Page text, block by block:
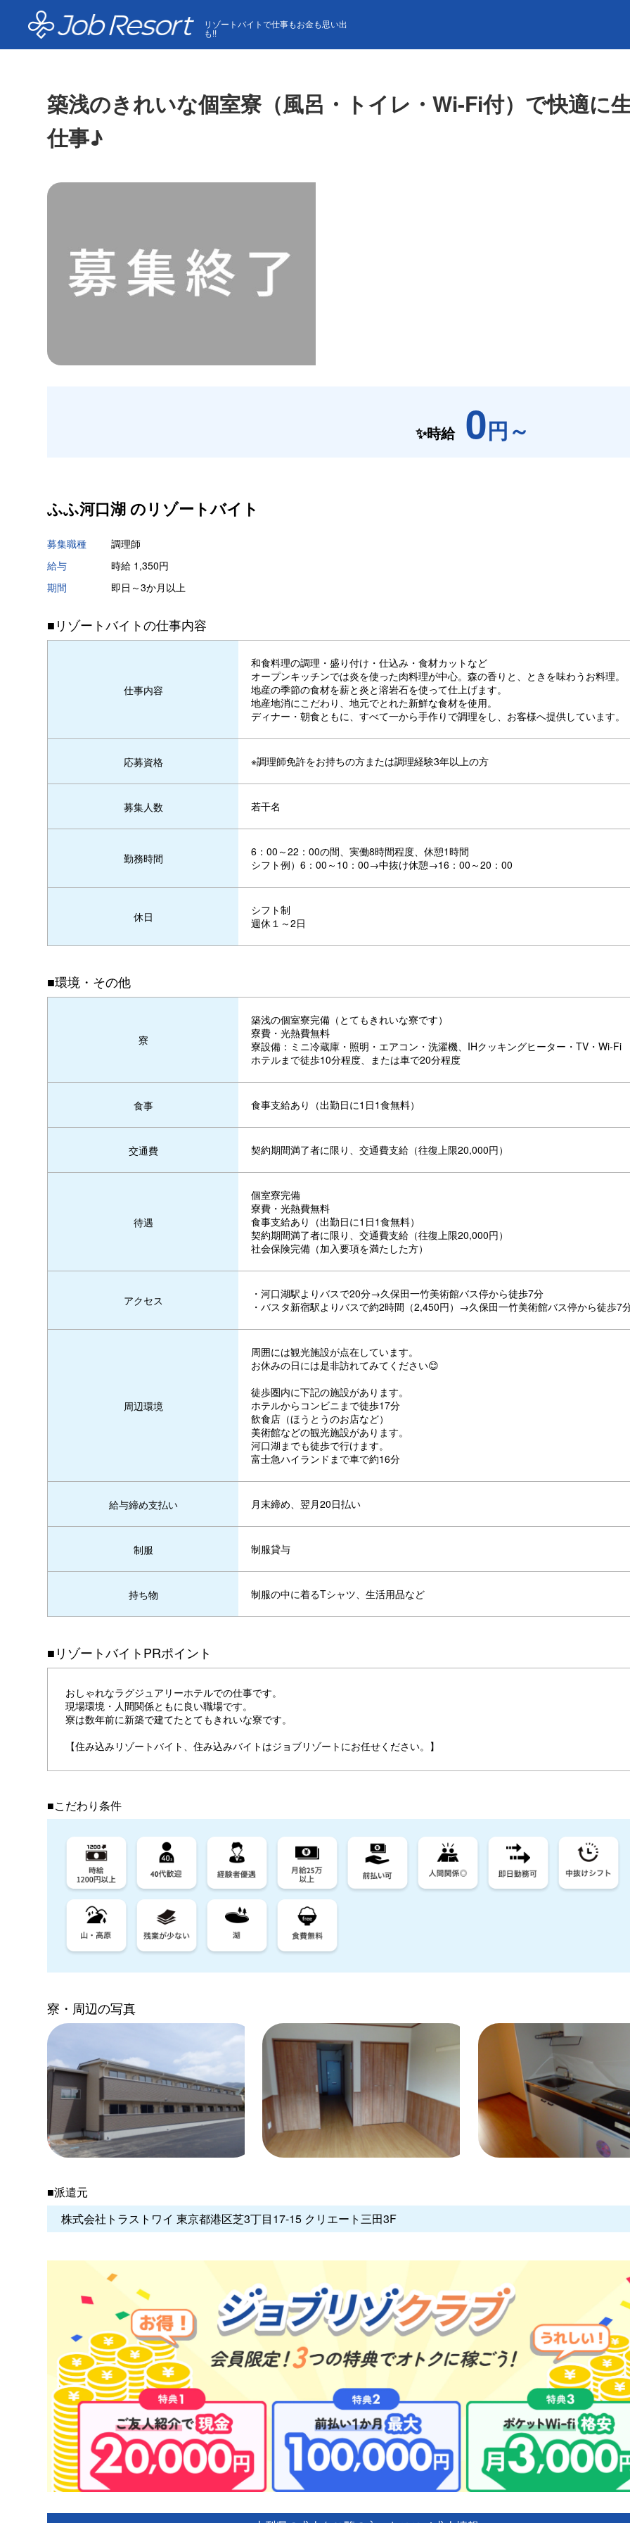
リゾートバイトで仕事もお金も思い出
も!!
HOME 求人一覧
築浅のきれいな個室寮（風呂・トイレ・Wi-Fi付）で快適
仕事♪
✨時給 0円～
ふふ河口湖 のリゾートバイト
募集職種
調理師
給与
時給 1,350円
期間
即日～3か月以上
■リゾートバイトの仕事内容
仕事内容
和食料理の調理・盛り付け・仕込み・食材カットなど
オープンキッチンでは炎を使った肉料理が中心。森の香りと、ときを味わうお料理。
地産の季節の食材を薪と炎と溶岩石を使って仕上げます。
地産地消にこだわり、地元でとれた新鮮な食材を使用。
ディナー・朝食ともに、すべて一から手作りで調理をし、お客様へ提供しています。
応募資格 ※調理師免許をお持ちの方または調理経験3年以上の方
募集人数 若干名
勤務時間
6：00～22：00の間、実働8時間程度、休憩1時間
シフト例）6：00～10：00→中抜け休憩→16：00～20：00
休日
シフト制
週休１～2日
■環境・その他
寮
築浅の個室寮完備（とてもきれいな寮です）
寮費・光熱費無料
寮設備：ミニ冷蔵庫・照明・エアコン・洗濯機、IHクッキングヒーター・TV・Wi-Fi
ホテルまで徒歩10分程度、または車で20分程度
食事 食事支給あり（出勤日に1日1食無料）
交通費 契約期間満了者に限り、交通費支給（往復上限20,000円）
待遇
個室寮完備
寮費・光熱費無料
食事支給あり（出勤日に1日1食無料）
契約期間満了者に限り、交通費支給（往復上限20,000円）
社会保険完備（加入要項を満たした方）
アクセス
・河口湖駅よりバスで20分→久保田一竹美術館バス停から徒歩7分
・バスタ新宿駅よりバスで約2時間（2,450円）→久保田一竹美術館バス停から徒歩7
周辺環境
周囲には観光施設が点在しています。
お休みの日には是非訪れてみてください😊
徒歩圏内に下記の施設があります。
ホテルからコンビニまで徒歩17分
飲食店（ほうとうのお店など）
美術館などの観光施設があります。
河口湖までも徒歩で行けます。
富士急ハイランドまで車で約16分
給与締め支払い 月末締め、翌月20日払い
制服 制服貸与
持ち物 制服の中に着るTシャツ、生活用品など
■リゾートバイトPRポイント
おしゃれなラグジュアリーホテルでの仕事です。
現場環境・人間関係ともに良い職場です。
寮は数年前に新築で建てたとてもきれいな寮です。
【住み込みリゾートバイト、住み込みバイトはジョブリゾートにお任せください。】
■こだわり条件
寮・周辺の写真
■派遣元
株式会社トラストワイ 東京都港区芝3丁目17-15 クリエート三田3F